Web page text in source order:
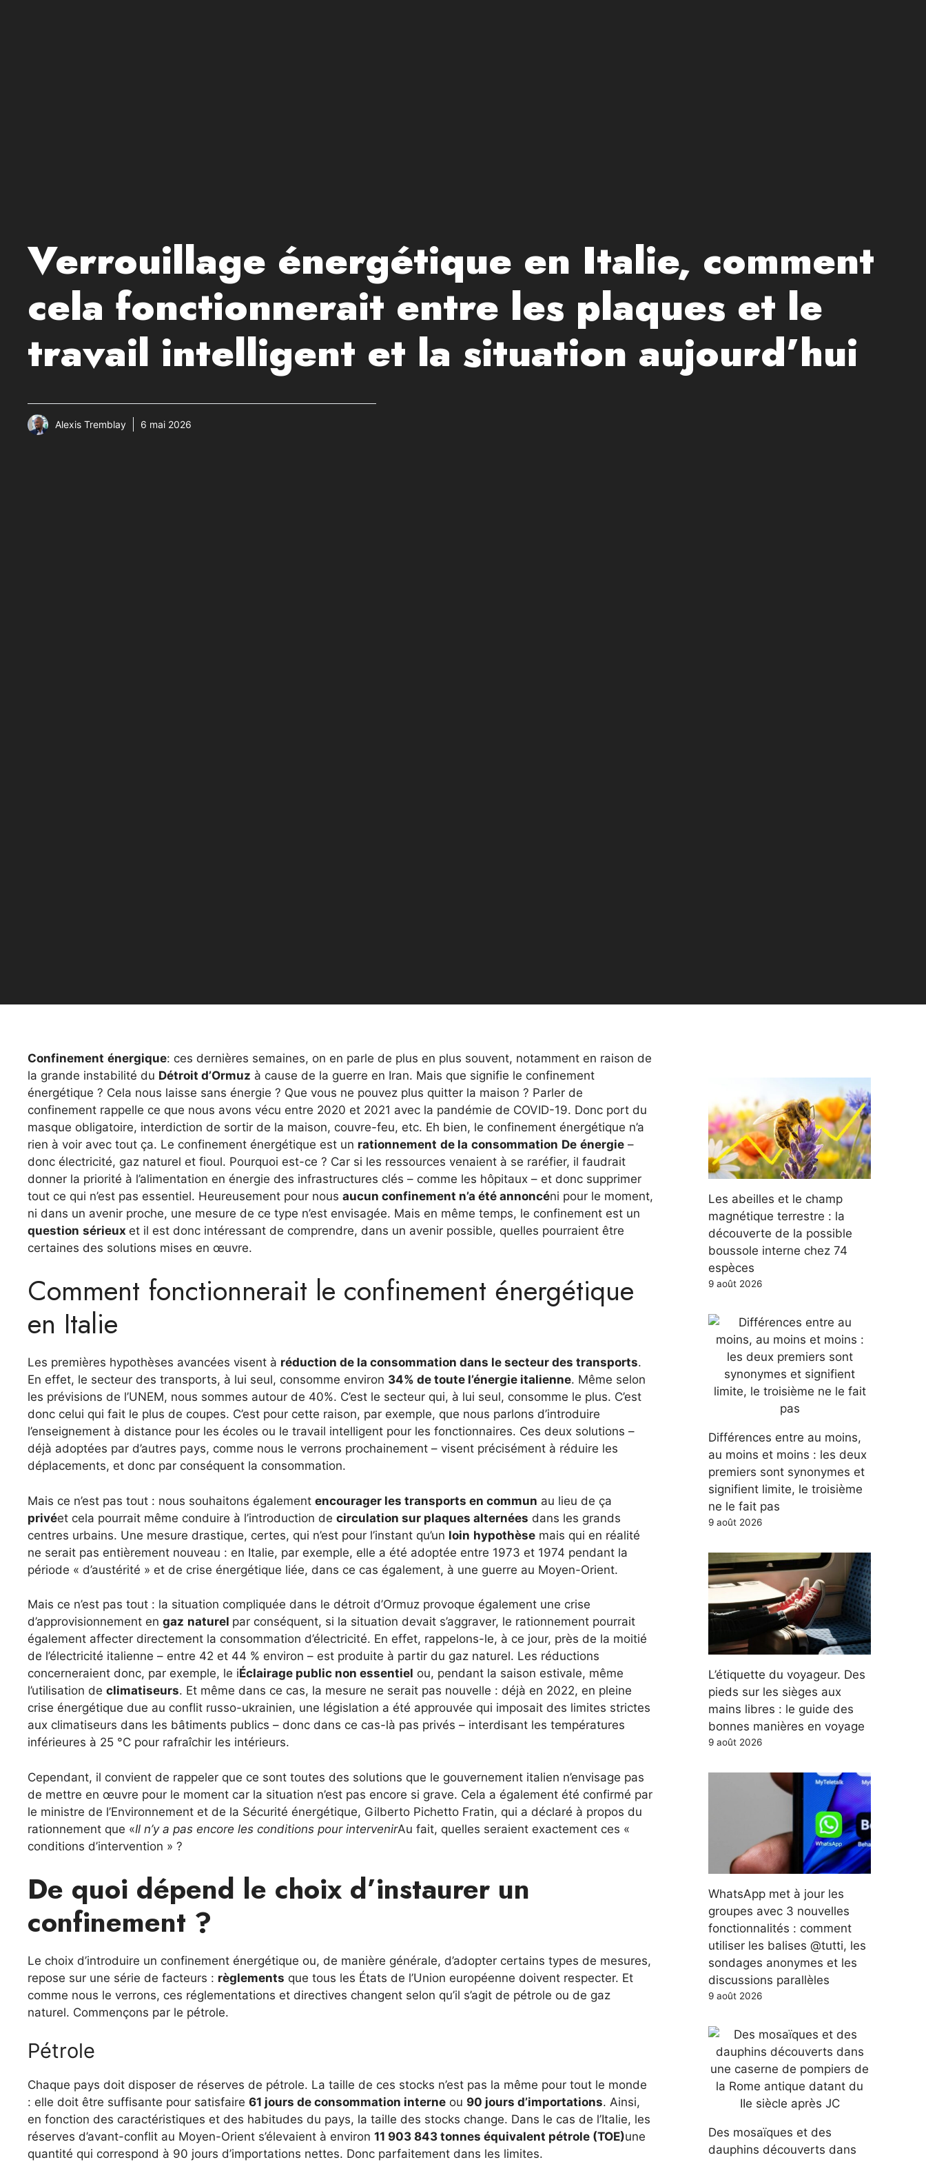
Verrouillage énergétique en Italie, comment
cela fonctionnerait entre les plaques et le
travail intelligent et la situation aujourd’hui
Alexis Tremblay 6 mai 2026
Confinement énergique: ces dernières semaines, on en parle de plus en plus souvent, notamment en raison de
la grande instabilité du Détroit d’Ormuz à cause de la guerre en Iran. Mais que signifie le confinement
énergétique ? Cela nous laisse sans énergie ? Que vous ne pouvez plus quitter la maison ? Parler de
confinement rappelle ce que nous avons vécu entre 2020 et 2021 avec la pandémie de COVID-19. Donc port du
masque obligatoire, interdiction de sortir de la maison, couvre-feu, etc. Eh bien, le confinement énergétique n’a
rien à voir avec tout ça. Le confinement énergétique est un rationnement de la consommation De énergie –
donc électricité, gaz naturel et fioul. Pourquoi est-ce ? Car si les ressources venaient à se raréfier, il faudrait
donner la priorité à l’alimentation en énergie des infrastructures clés – comme les hôpitaux – et donc supprimer
tout ce qui n’est pas essentiel. Heureusement pour nous aucun confinement n’a été annoncéni pour le moment,
ni dans un avenir proche, une mesure de ce type n’est envisagée. Mais en même temps, le confinement est un
question sérieux et il est donc intéressant de comprendre, dans un avenir possible, quelles pourraient être
certaines des solutions mises en œuvre.
Comment fonctionnerait le confinement énergétique
en Italie
Les premières hypothèses avancées visent à réduction de la consommation dans le secteur des transports.
En effet, le secteur des transports, à lui seul, consomme environ 34% de toute l’énergie italienne. Même selon
les prévisions de l’UNEM, nous sommes autour de 40%. C’est le secteur qui, à lui seul, consomme le plus. C’est
donc celui qui fait le plus de coupes. C’est pour cette raison, par exemple, que nous parlons d’introduire
l’enseignement à distance pour les écoles ou le travail intelligent pour les fonctionnaires. Ces deux solutions –
déjà adoptées par d’autres pays, comme nous le verrons prochainement – visent précisément à réduire les
déplacements, et donc par conséquent la consommation.
Mais ce n’est pas tout : nous souhaitons également encourager les transports en commun au lieu de ça
privéet cela pourrait même conduire à l’introduction de circulation sur plaques alternées dans les grands
centres urbains. Une mesure drastique, certes, qui n’est pour l’instant qu’un loin hypothèse mais qui en réalité
ne serait pas entièrement nouveau : en Italie, par exemple, elle a été adoptée entre 1973 et 1974 pendant la
période « d’austérité » et de crise énergétique liée, dans ce cas également, à une guerre au Moyen-Orient.
Mais ce n’est pas tout : la situation compliquée dans le détroit d’Ormuz provoque également une crise
d’approvisionnement en gaz naturel par conséquent, si la situation devait s’aggraver, le rationnement pourrait
également affecter directement la consommation d’électricité. En effet, rappelons-le, à ce jour, près de la moitié
de l’électricité italienne – entre 42 et 44 % environ – est produite à partir du gaz naturel. Les réductions
concerneraient donc, par exemple, le iÉclairage public non essentiel ou, pendant la saison estivale, même
l’utilisation de climatiseurs. Et même dans ce cas, la mesure ne serait pas nouvelle : déjà en 2022, en pleine
crise énergétique due au conflit russo-ukrainien, une législation a été approuvée qui imposait des limites strictes
aux climatiseurs dans les bâtiments publics – donc dans ce cas-là pas privés – interdisant les températures
inférieures à 25 °C pour rafraîchir les intérieurs.
Cependant, il convient de rappeler que ce sont toutes des solutions que le gouvernement italien n’envisage pas
de mettre en œuvre pour le moment car la situation n’est pas encore si grave. Cela a également été confirmé par
le ministre de l’Environnement et de la Sécurité énergétique, Gilberto Pichetto Fratin, qui a déclaré à propos du
rationnement que «Il n’y a pas encore les conditions pour intervenirAu fait, quelles seraient exactement ces «
conditions d’intervention » ?
De quoi dépend le choix d’instaurer un
confinement ?
Le choix d’introduire un confinement énergétique ou, de manière générale, d’adopter certains types de mesures,
repose sur une série de facteurs : règlements que tous les États de l’Union européenne doivent respecter. Et
comme nous le verrons, ces réglementations et directives changent selon qu’il s’agit de pétrole ou de gaz
naturel. Commençons par le pétrole.
Pétrole
Chaque pays doit disposer de réserves de pétrole. La taille de ces stocks n’est pas la même pour tout le monde
: elle doit être suffisante pour satisfaire 61 jours de consommation interne ou 90 jours d’importations. Ainsi,
en fonction des caractéristiques et des habitudes du pays, la taille des stocks change. Dans le cas de l’Italie, les
réserves d’avant-conflit au Moyen-Orient s’élevaient à environ 11 903 843 tonnes équivalent pétrole (TOE)une
quantité qui correspond à 90 jours d’importations nettes. Donc parfaitement dans les limites.
Les abeilles et le champ
magnétique terrestre : la
découverte de la possible
boussole interne chez 74
espèces
9 août 2026
Différences entre au moins,
au moins et moins : les deux
premiers sont synonymes et
signifient limite, le troisième
ne le fait pas
9 août 2026
L’étiquette du voyageur. Des
pieds sur les sièges aux
mains libres : le guide des
bonnes manières en voyage
9 août 2026
WhatsApp met à jour les
groupes avec 3 nouvelles
fonctionnalités : comment
utiliser les balises @tutti, les
sondages anonymes et les
discussions parallèles
9 août 2026
Des mosaïques et des
dauphins découverts dans